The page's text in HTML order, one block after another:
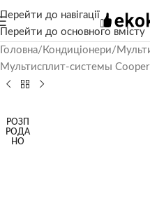
Перейти до навігації
Перейти до основного вмісту
Головна/ Кондиціонери/
Мультисплит-системы
РОЗП
РОДА
НО